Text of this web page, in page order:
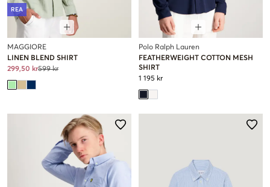
REA
MAGGIORE
LINEN BLEND SHIRT
299,50 kr599 kr
Polo Ralph Lauren
FEATHERWEIGHT COTTON MESH
SHIRT
1 195 kr